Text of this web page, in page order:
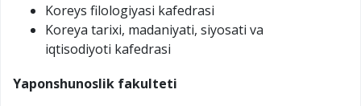
Koreys filologiyasi kafedrasi
Koreya tarixi, madaniyati, siyosati va
iqtisodiyoti kafedrasi
Yaponshunoslik fakulteti